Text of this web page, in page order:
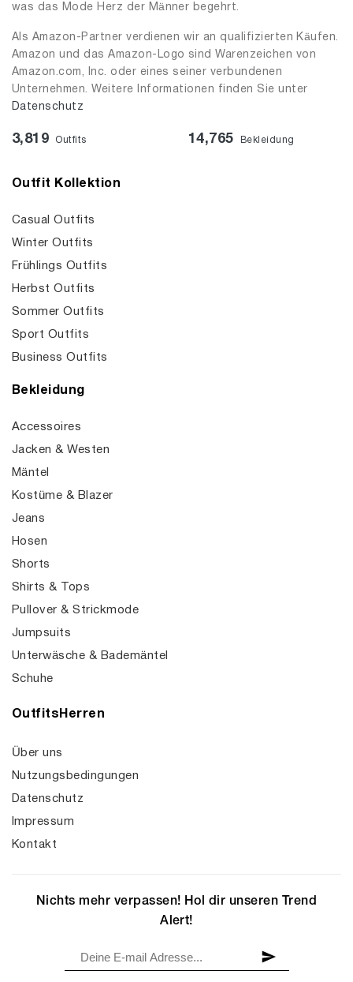
was das Mode Herz der Männer begehrt.
Als Amazon-Partner verdienen wir an qualifizierten Käufen.
Amazon und das Amazon-Logo sind Warenzeichen von
Amazon.com, Inc. oder eines seiner verbundenen
Unternehmen. Weitere Informationen finden Sie unter
Datenschutz
3,819 Outfits 14,765 Bekleidung
Outfit Kollektion
Casual Outfits
Winter Outfits
Frühlings Outfits
Herbst Outfits
Sommer Outfits
Sport Outfits
Business Outfits
Bekleidung
Accessoires
Jacken & Westen
Mäntel
Kostüme & Blazer
Jeans
Hosen
Shorts
Shirts & Tops
Pullover & Strickmode
Jumpsuits
Unterwäsche & Bademäntel
Schuhe
OutfitsHerren
Über uns
Nutzungsbedingungen
Datenschutz
Impressum
Kontakt
Nichts mehr verpassen! Hol dir unseren Trend
Alert!